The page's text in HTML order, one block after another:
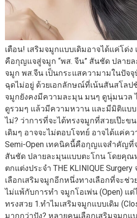
เตือน! เสริมจมูกแบบเดิมอาจได้แค่โด่ง
คือกุญแจสู่จมูก “พส. จีน” สันชัด ปลาย
จมูก พส.จีน เป็นกระแสความามในปัจ
ฉุดไม่อยู่ ด้วยเอกลักษณ์ที่เน้นสันสโลป
จมูกยังคงมีความละมุน มนๆ ดูนุ่มนวล
ดูรวมๆ แล้วมีความหวาน และมีมิติแบ
ไม่? ว่าการที่จะได้ทรงจมูกที่สวยเป๊ะข
เดิมๆ อาจจะไม่ตอบโจทย์ อาจได้แค่ค
Semi-Open เทคนิคนี้คือกุญแจสำคัญที่
สันชัด ปลายละมุนแบบตะโกน โดยคุณ
ตกแต่งประจำ THE KLINIQUE
เลือกเสริมจมูกอีกหนึ่งทางเลือกที่จะช่ว
ไม่แพ้กับการทำ จมูกโอเพ่น (Open) แต่
ทรงสวย 1.ทำไมเสริมจมูกแบบเดิม
มากกว่าปัง? หลายคนเลือกเสริมจมูกแ